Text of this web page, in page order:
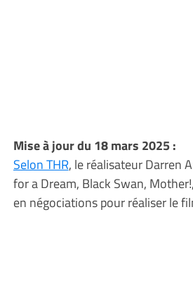
Mise à jour du 18 mars 2025 :
Selon THR, le réalisateur Darren
for a Dream, Black Swan,
en négociations pour réaliser le